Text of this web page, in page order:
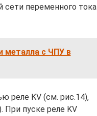
сети переменного тока
металла с ЧПУ в
реле KV (см. рис.14),
При пуске реле KV